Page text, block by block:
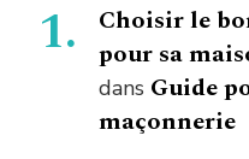
Choisir le
pour sa
dans Guide
maçonnerie